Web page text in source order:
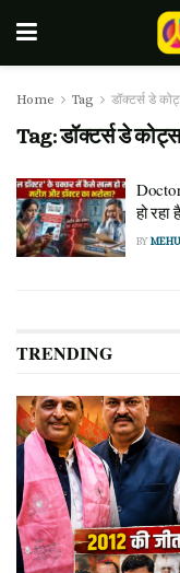
Home Tag डॉक्टर्स डे
Tag:डॉक्टर्स डे कोट्स
हो
BY
TRENDING